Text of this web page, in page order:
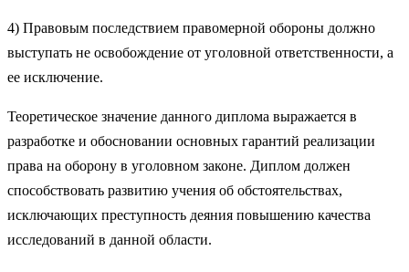
4) Правовым последствием правомерной обороны должно
выступать не освобождение от уголовной ответственности, а
ее исключение.
Теоретическое значение данного диплома выражается в
разработке и обосновании основных гарантий реализации
права на оборону в уголовном законе. Диплом должен
способствовать развитию учения об обстоятельствах,
исключающих преступность деяния повышению качества
исследований в данной области.